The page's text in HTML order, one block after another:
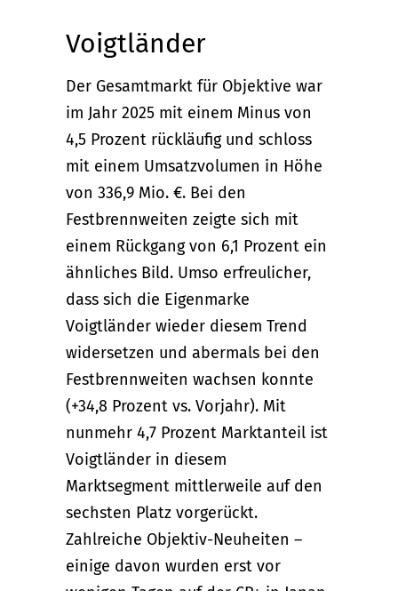
Voigtländer
Der Gesamtmarkt für Objektive war
im Jahr 2025 mit einem Minus von
4,5 Prozent rückläufig und schloss
mit einem Umsatzvolumen in Höhe
von 336,9 Mio. €. Bei den
Festbrennweiten zeigte sich mit
einem Rückgang von 6,1 Prozent ein
ähnliches Bild. Umso erfreulicher,
dass sich die Eigenmarke
Voigtländer wieder diesem Trend
widersetzen und abermals bei den
Festbrennweiten wachsen konnte
(+34,8 Prozent vs. Vorjahr). Mit
nunmehr 4,7 Prozent Marktanteil ist
Voigtländer in diesem
Marktsegment mittlerweile auf den
sechsten Platz vorgerückt.
Zahlreiche Objektiv-Neuheiten –
einige davon wurden erst vor